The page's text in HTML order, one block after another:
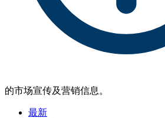
的市场宣传及营销信息。
最新